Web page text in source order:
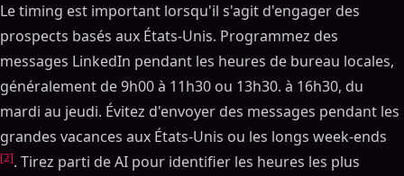
Le timing est important lorsqu'il s'agit d'engager des
prospects basés aux États-Unis. Programmez des
messages LinkedIn pendant les heures de bureau locales,
généralement de 9h00 à 11h30 ou 13h30. à 16h30, du
mardi au jeudi. Évitez d'envoyer des messages pendant les
grandes vacances aux États-Unis ou les longs week-ends
[2]. Tirez parti de AI pour identifier les heures les plus